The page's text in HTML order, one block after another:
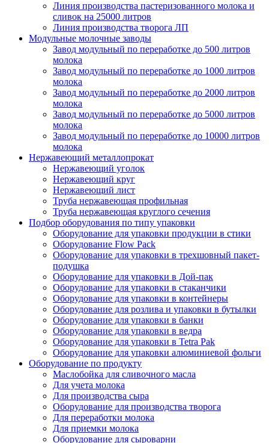
Линия производства пастеризованного молока и
сливок на 25000 литров
Линия производства творога ЛП
Модульные молочные заводы
Завод модульный по переработке до 500 литров
молока
Завод модульный по переработке до 1000 литров
молока
Завод модульный по переработке до 2000 литров
молока
Завод модульный по переработке до 5000 литров
молока
Завод модульный по переработке до 10000 литров
молока
Нержавеющий металлопрокат
Нержавеющий уголок
Нержавеющий круг
Нержавеющий лист
Труба нержавеющая профильная
Труба нержавеющая круглого сечения
Подбор оборудования по типу упаковки
Оборудование для упаковки продукции в стики
Оборудование Flow Pack
Оборудование для упаковки в трехшовный пакет-
подушка
Оборудование для упаковки в Дой-пак
Оборудование для упаковки в стаканчики
Оборудование для упаковки в контейнеры
Оборудование для розлива и упаковки в бутылки
Оборудование для упаковки в банки
Оборудование для упаковки в ведра
Оборудование для упаковки в Tetra Pak
Оборудование для упаковки алюминиевой фольги
Оборудование по продукту
Маслобойка для сливочного масла
Для учета молока
Для производства сыра
Оборудование для производства творога
Для переработки молока
Для приемки молока
Оборудование для сыроварни